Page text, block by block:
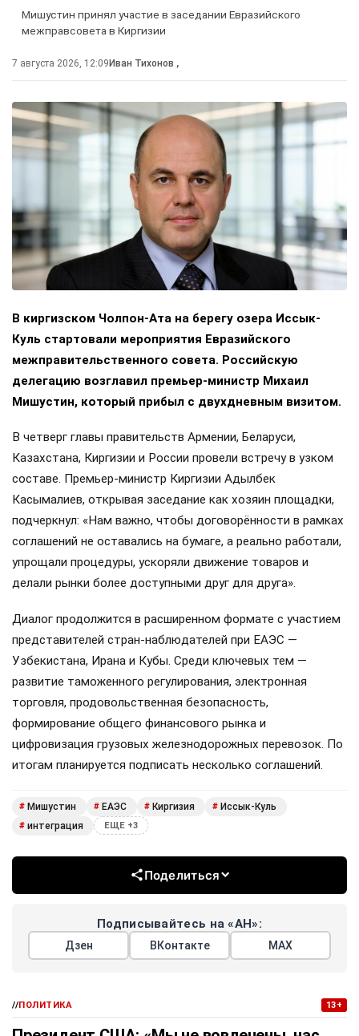
Мишустин принял участие в заседании Евразийского
межправсовета в Киргизии
7 августа 2026, 12:09 Иван Тихонов ,
В киргизском Чолпон-Ата на берегу озера Иссык-
Куль стартовали мероприятия Евразийского
межправительственного совета. Российскую
делегацию возглавил премьер-министр Михаил
Мишустин, который прибыл с двухдневным визитом.
В четверг главы правительств Армении, Беларуси,
Казахстана, Киргизии и России провели встречу в узком
составе. Премьер-министр Киргизии Адылбек
Касымалиев, открывая заседание как хозяин площадки,
подчеркнул: «Нам важно, чтобы договорённости в рамках
соглашений не оставались на бумаге, а реально работали,
упрощали процедуры, ускоряли движение товаров и
делали рынки более доступными друг для друга».
Диалог продолжится в расширенном формате с участием
представителей стран-наблюдателей при ЕАЭС —
Узбекистана, Ирана и Кубы. Среди ключевых тем —
развитие таможенного регулирования, электронная
торговля, продовольственная безопасность,
формирование общего финансового рынка и
цифровизация грузовых железнодорожных перевозок. По
итогам планируется подписать несколько соглашений.
# Мишустин # ЕАЭС # Киргизия # Иссык-Куль
# интеграция ЕЩЕ +3
Поделиться
Подписывайтесь на «АН»:
Дзен ВКонтакте МАХ
//ПОЛИТИКА 13+